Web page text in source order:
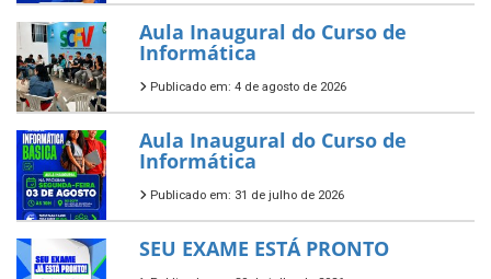
Aula Inaugural do Curso de
Informática
Publicado em: 4 de agosto de 2026
Aula Inaugural do Curso de
Informática
Publicado em: 31 de julho de 2026
SEU EXAME ESTÁ PRONTO